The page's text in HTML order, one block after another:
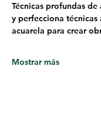
Técnicas profundas
y perfecciona técnicas
acuarela para crear
Mostrar más